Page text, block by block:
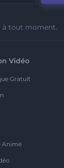
à tout moment.
Vidéo
Gratuit
Animé